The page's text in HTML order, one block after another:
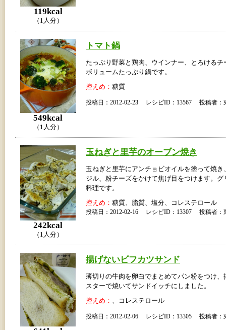
119kcal
（1人分）
549kcal
（1人分）
トマト鍋
たっぷり野菜と鶏肉、ウインナー、とろけるチ
ボリュームたっぷり鍋です。
控えめ： 糖質
投稿日：2012-02-23 レシピID：13567 投稿者：
242kcal
（1人分）
玉ねぎと里芋のオーブン焼き
玉ねぎと里芋にアンチョビオイルを塗って焼き
ジル、粉チーズをかけて焦げ目をつけます。グ
料理です。
控えめ： 糖質、脂質、塩分、コレステロール
投稿日：2012-02-16 レシピID：13307 投稿者：
揚げないビフカツサンド
薄切りの牛肉を卵白でまとめてパン粉をつけ、
スターで焼いてサンドイッチにしました。
控えめ： 、コレステロール
投稿日：2012-02-06 レシピID：13305 投稿者：